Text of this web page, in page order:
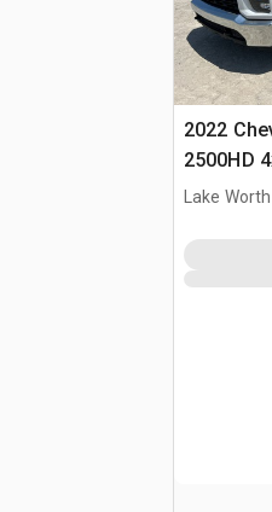
2022
2500HD
Pickup
Lake